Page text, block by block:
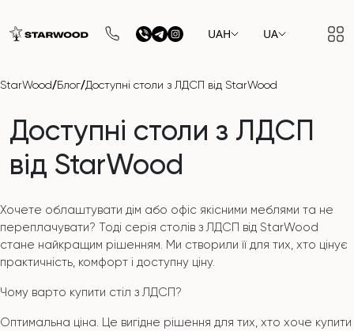
UAH UA
StarWood/Блог/Доступні столи з ЛДСП від StarWood
Доступні столи з ЛДСП
від StarWood
Хочете облаштувати дім або офіс якісними меблями та не
переплачувати? Тоді серія столів з ЛДСП від StarWood
стане найкращим рішенням. Ми створили її для тих, хто цінує
практичність, комфорт і доступну ціну.
Чому варто купити стіл з ЛДСП?
Оптимальна ціна. Це вигідне рішення для тих, хто хоче купити